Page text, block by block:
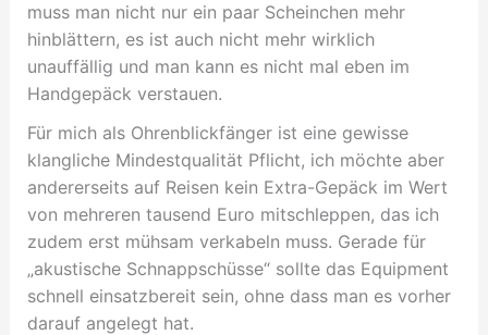
muss man nicht nur ein paar Scheinchen mehr
hinblättern, es ist auch nicht mehr wirklich
unauffällig und man kann es nicht mal eben im
Handgepäck verstauen.
Für mich als Ohrenblickfänger ist eine gewisse
klangliche Mindestqualität Pflicht, ich möchte aber
andererseits auf Reisen kein Extra-Gepäck im Wert
von mehreren tausend Euro mitschleppen, das ich
zudem erst mühsam verkabeln muss. Gerade für
„akustische Schnappschüsse“ sollte das Equipment
schnell einsatzbereit sein, ohne dass man es vorher
darauf angelegt hat.